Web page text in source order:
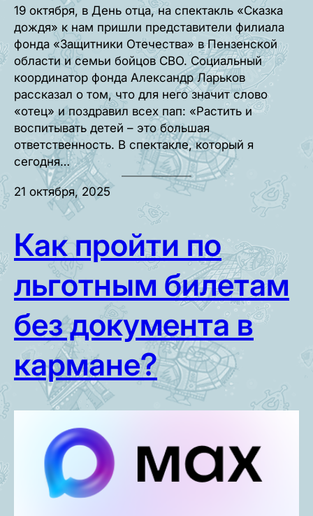
19 октября, в День отца, на спектакль «Сказка
дождя» к нам пришли представители филиала
фонда «Защитники Отечества» в Пензенской
области и семьи бойцов СВО. Социальный
координатор фонда Александр Ларьков
рассказал о том, что для него значит слово
«отец» и поздравил всех пап: «Растить и
воспитывать детей – это большая
ответственность. В спектакле, который я
сегодня…
21 октября, 2025
Как пройти по
льготным билетам
без документа в
кармане?